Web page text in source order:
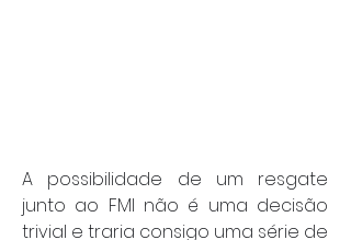
A possibilidade de um resgate
junto ao FMI não é uma decisão
trivial e traria consigo uma série de